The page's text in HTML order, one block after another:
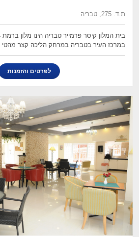
ת.ד. 275, טבריה
במרכז העיר בטבריה במרחק הליכה קצר מהטי
לפרטים והזמנות